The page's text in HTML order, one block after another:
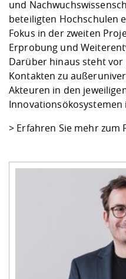
und
beteiligten Hochschulen
Fokus in der zweiten
Erprobung und
Darüber hinaus steht
Kontakten zu
Akteuren in den
Innovationsökosystemen
> Erfahren Sie mehr zum